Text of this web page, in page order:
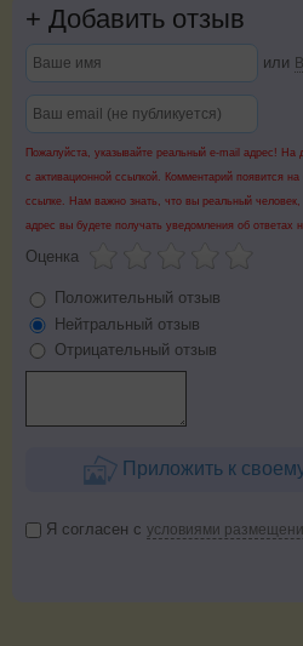
+ Добавить отзыв
или
Пожалуйста, указывайте реальный e-mail адрес! На
с активационной ссылкой. Комментарий появится
ссылке. Нам важно знать, что вы реальный
адрес вы будете получать уведомления об ответах
Оценка
Положительный отзыв
Нейтральный отзыв
Отрицательный отзыв
Приложить к
Я согласен с условиями